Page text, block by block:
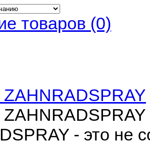
товаров (0)
ZAHNRADSPRAY
- это не